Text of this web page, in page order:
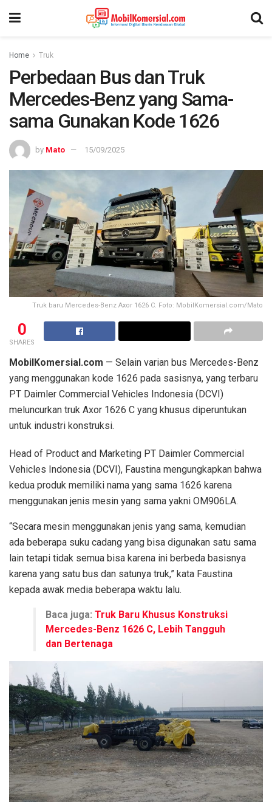
Home Truk
Perbedaan Bus dan Truk
Mercedes-Benz yang Sama-
sama Gunakan Kode 1626
by Mato 15/09/2025
Truk baru Mercedes-Benz Axor 1626 C. Foto: MobilKomersial.com/Mato
0
SHARES
MobilKomersial.com — Selain varian bus Mercedes-Benz
yang menggunakan kode 1626 pada sasisnya, yang terbaru
PT Daimler Commercial Vehicles Indonesia (DCVI)
meluncurkan truk Axor 1626 C yang khusus diperuntukan
untuk industri konstruksi.
Head of Product and Marketing PT Daimler Commercial
Vehicles Indonesia (DCVI), Faustina mengungkapkan bahwa
kedua produk memiliki nama yang sama 1626 karena
menggunakan jenis mesin yang sama yakni OM906LA.
“Secara mesin menggunakan jenis yang sama, kemudian
ada beberapa suku cadang yang bisa digunakan satu sama
lain tetapi tidak semua bisa karena ini berbeda basisnya
karena yang satu bus dan satunya truk,” kata Faustina
kepada awak media beberapa waktu lalu.
Baca juga: Truk Baru Khusus Konstruksi
Mercedes-Benz 1626 C, Lebih Tangguh
dan Bertenaga